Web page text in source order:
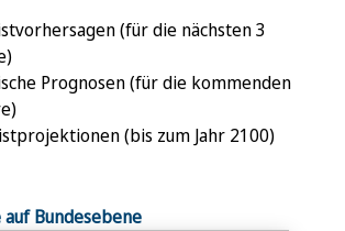
(für die nächsten 3
Prognosen (für die kommenden
(bis zum Jahr 2100)
Bundesebene